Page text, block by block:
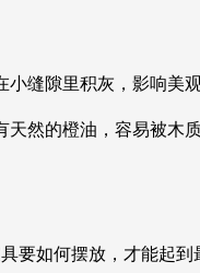
缝隙里积灰，影响美
然的橙油，容易被木
要如何摆放，才能起到